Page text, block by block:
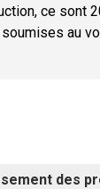
ce sont
au
des